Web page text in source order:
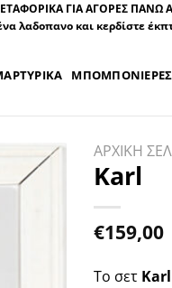
ΓΙΑ ΑΓΟΡΕΣ ΠΑΝΩ
λαδοπανο και κερδίστε
ΜΠΟΜΠΟΝΙΕΡΕΣ
ΑΡΧΙΚΗ
Karl
€159,00
Το σετ Karl